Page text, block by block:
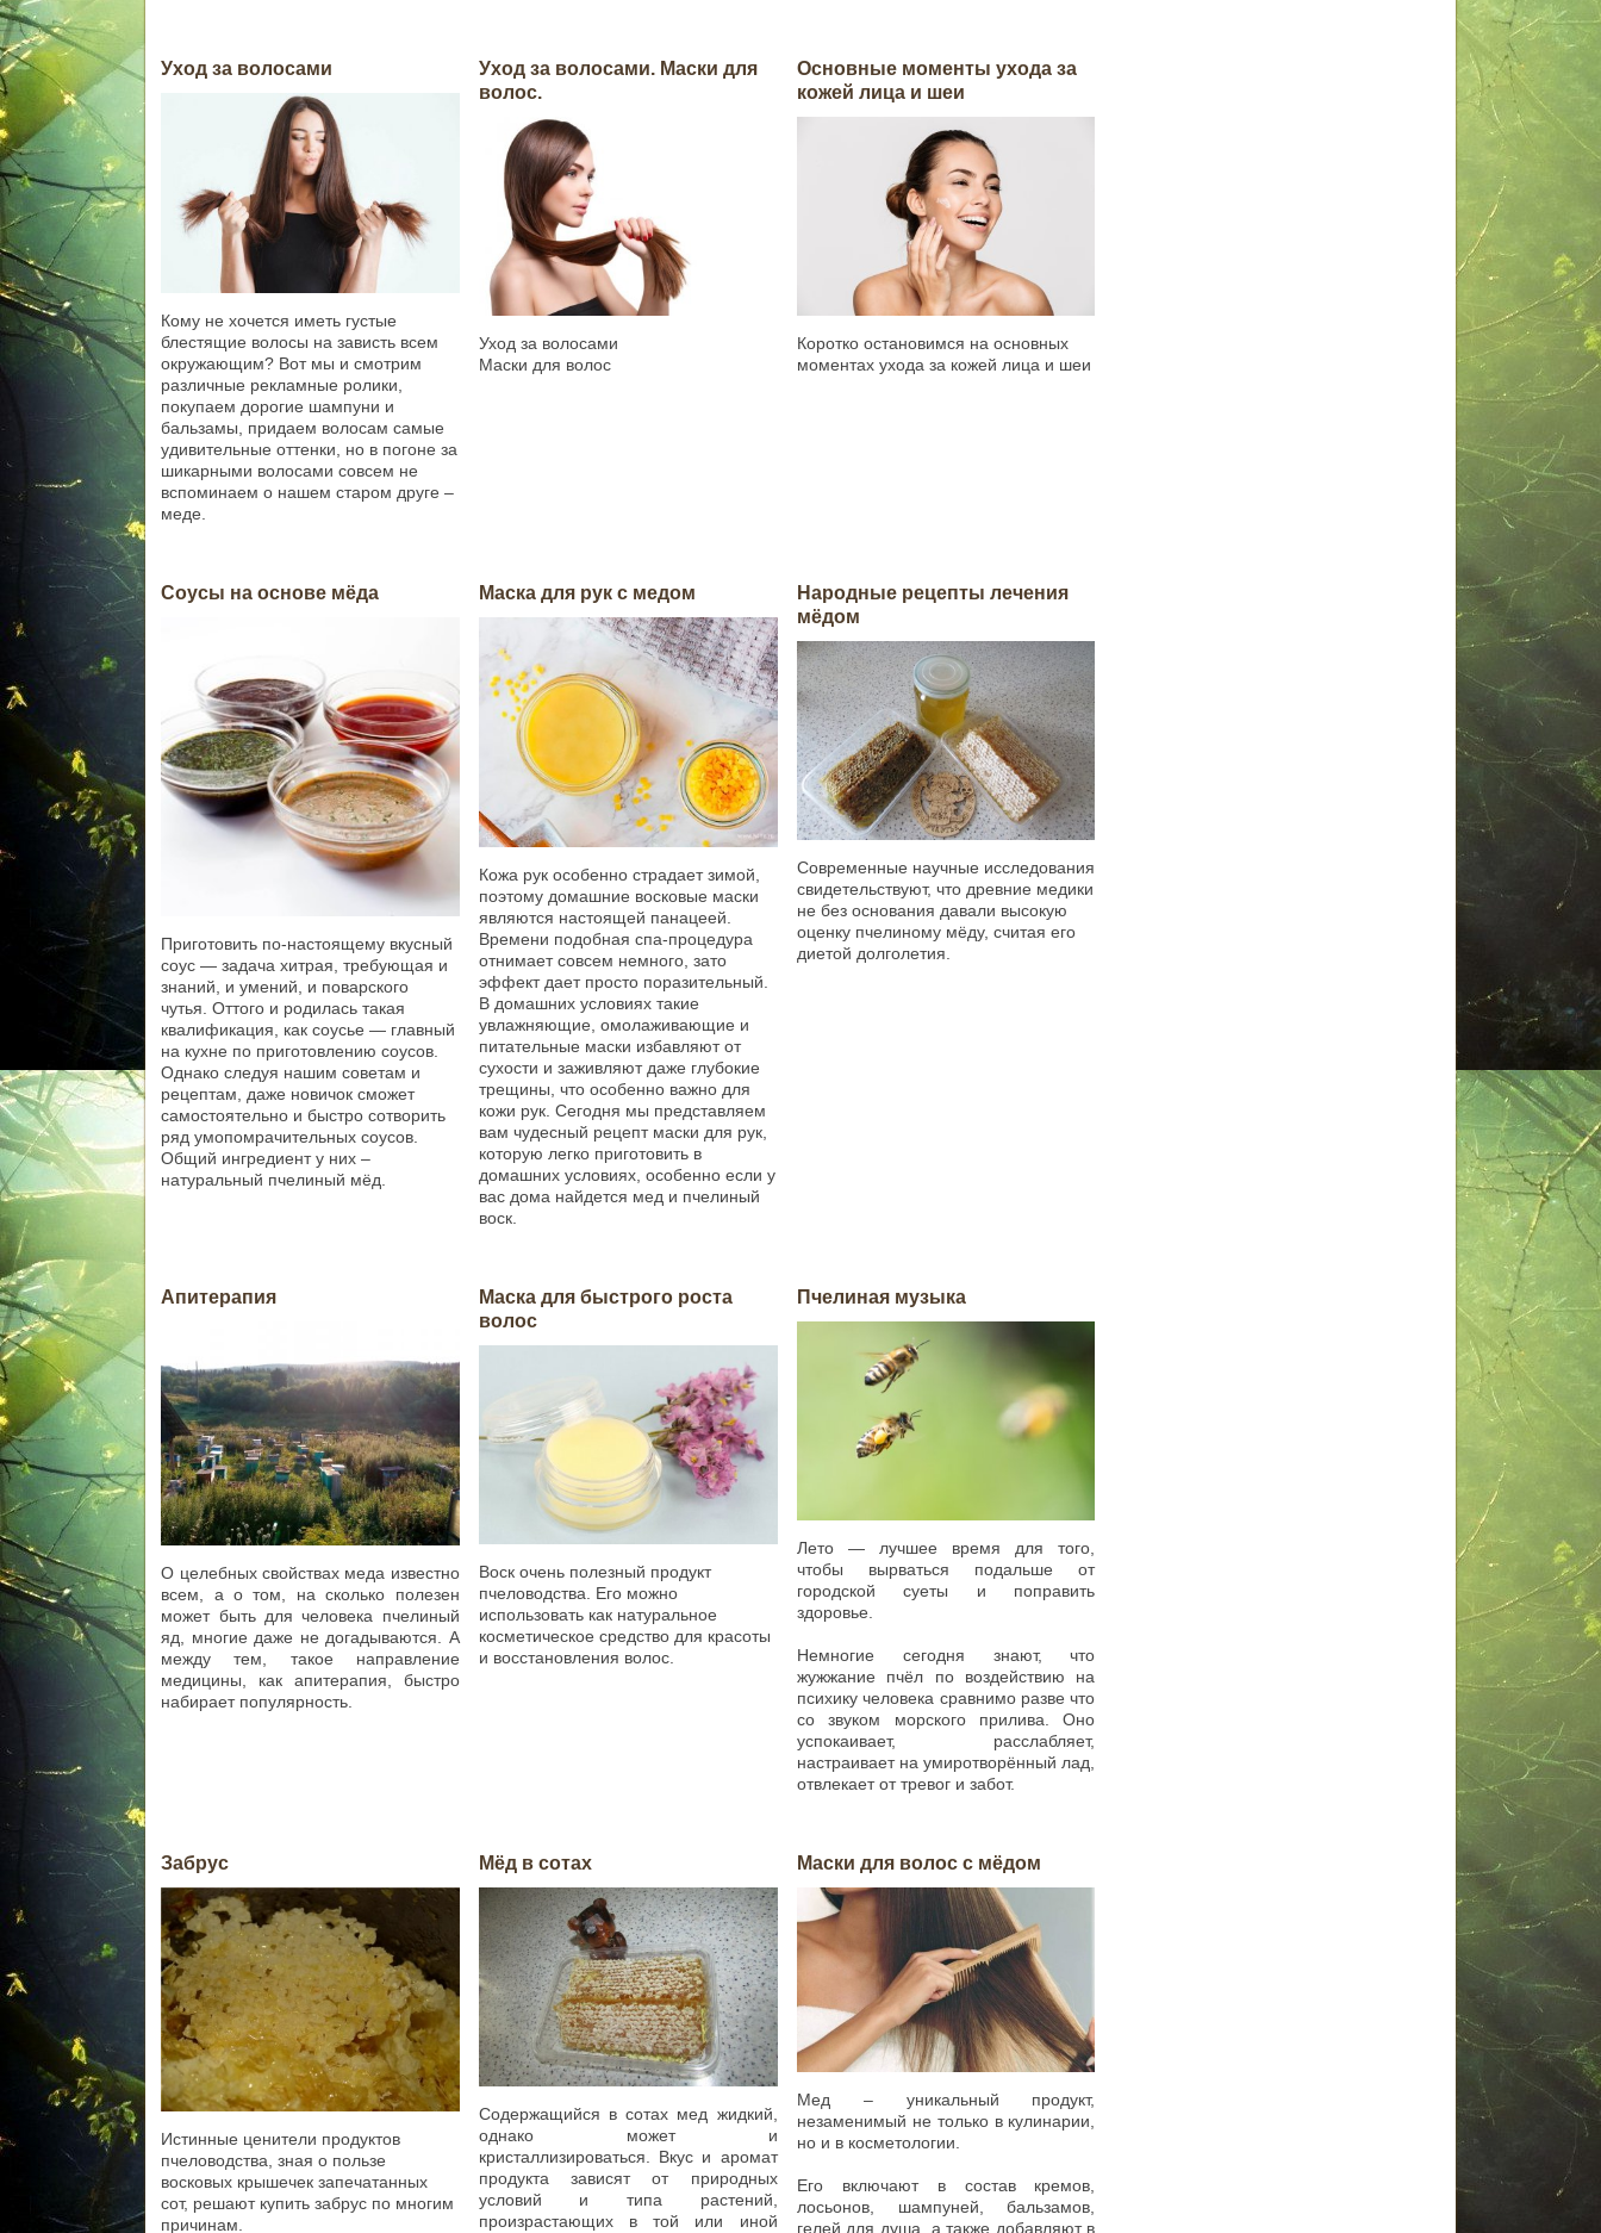
Уход за волосами
Кому не хочется иметь густые
блестящие волосы на зависть всем
окружающим? Вот мы и смотрим
различные рекламные ролики,
покупаем дорогие шампуни и
бальзамы, придаем волосам самые
удивительные оттенки, но в погоне за
шикарными волосами совсем не
вспоминаем о нашем старом друге –
меде.
Уход за волосами. Маски для
волос.
Уход за волосами
Маски для волос
Основные моменты ухода за
кожей лица и шеи
Коротко остановимся на основных
моментах ухода за кожей лица и шеи
Соусы на основе мёда
Приготовить по-настоящему вкусный
соус — задача хитрая, требующая и
знаний, и умений, и поварского
чутья. Оттого и родилась такая
квалификация, как соусье — главный
на кухне по приготовлению соусов.
Однако следуя нашим советам и
рецептам, даже новичок сможет
самостоятельно и быстро сотворить
ряд умопомрачительных соусов.
Общий ингредиент у них –
натуральный пчелиный мёд.
Маска для рук с медом
Кожа рук особенно страдает зимой,
поэтому домашние восковые маски
являются настоящей панацеей.
Времени подобная спа-процедура
отнимает совсем немного, зато
эффект дает просто поразительный.
В домашних условиях такие
увлажняющие, омолаживающие и
питательные маски избавляют от
сухости и заживляют даже глубокие
трещины, что особенно важно для
кожи рук. Сегодня мы представляем
вам чудесный рецепт маски для рук,
которую легко приготовить в
домашних условиях, особенно если у
вас дома найдется мед и пчелиный
воск.
Народные рецепты лечения
мёдом
Современные научные исследования
свидетельствуют, что древние медики
не без основания давали высокую
оценку пчелиному мёду, считая его
диетой долголетия.
Апитерапия
О целебных свойствах меда известно
всем, а о том, на сколько полезен
может быть для человека пчелиный
яд, многие даже не догадываются. А
между тем, такое направление
медицины, как апитерапия, быстро
набирает популярность.
Маска для быстрого роста
волос
Воск очень полезный продукт
пчеловодства. Его можно
использовать как натуральное
косметическое средство для красоты
и восстановления волос.
Пчелиная музыка
Лето — лучшее время для того,
чтобы вырваться подальше от
городской суеты и поправить
здоровье.
Немногие сегодня знают, что
жужжание пчёл по воздействию на
психику человека сравнимо разве что
со звуком морского прилива. Оно
успокаивает, расслабляет,
настраивает на умиротворённый лад,
отвлекает от тревог и забот.
Забрус
Истинные ценители продуктов
пчеловодства, зная о пользе
восковых крышечек запечатанных
сот, решают купить забрус по многим
причинам.
Мёд в сотах
Содержащийся в сотах мед жидкий,
однако может и
кристаллизироваться. Вкус и аромат
продукта зависят от природных
условий и типа растений,
произрастающих в той или иной
Маски для волос с мёдом
Мед – уникальный продукт,
незаменимый не только в кулинарии,
но и в косметологии.
Его включают в состав кремов,
лосьонов, шампуней, бальзамов,
гелей для душа, а также добавляют в